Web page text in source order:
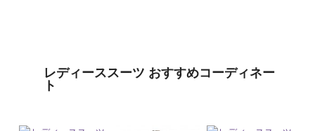
レディーススーツ おすすめコーディネー
ト